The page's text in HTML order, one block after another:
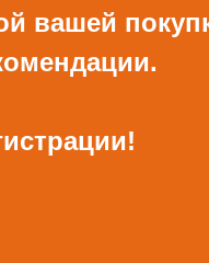
вашей